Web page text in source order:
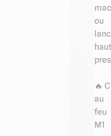
ou
🔥
au
feu
M1